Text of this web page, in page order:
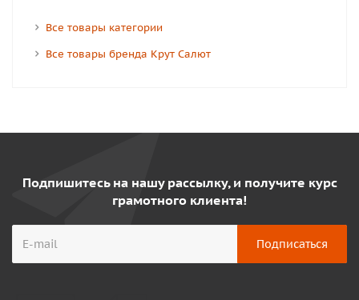
Все товары категории
Все товары бренда Крут Салют
Подпишитесь на нашу рассылку, и получите курс
грамотного клиента!